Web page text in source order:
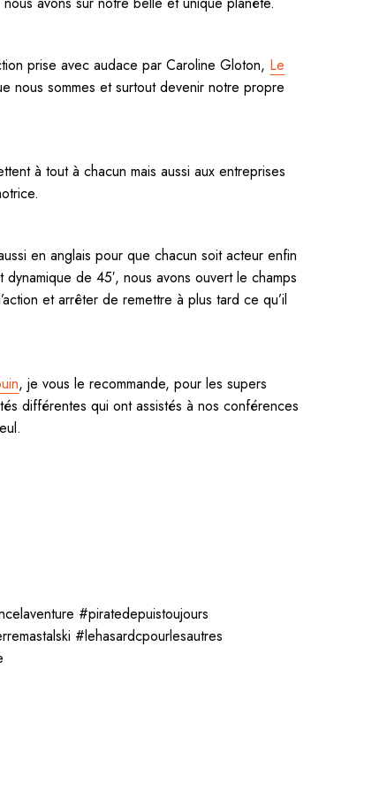
prise avec audace par Caroline Gloton, Le
nous sommes et surtout devenir notre propre
à tout à chacun mais aussi aux entreprises
en anglais pour que chacun soit acteur enfin
de 45′, nous avons ouvert le champs
et arrêter de remettre à plus tard ce qu’il
, je vous le recommande, pour les supers
différentes qui ont assistés à nos conférences
#piratedepuistoujours
#lehasardcpourlesautres